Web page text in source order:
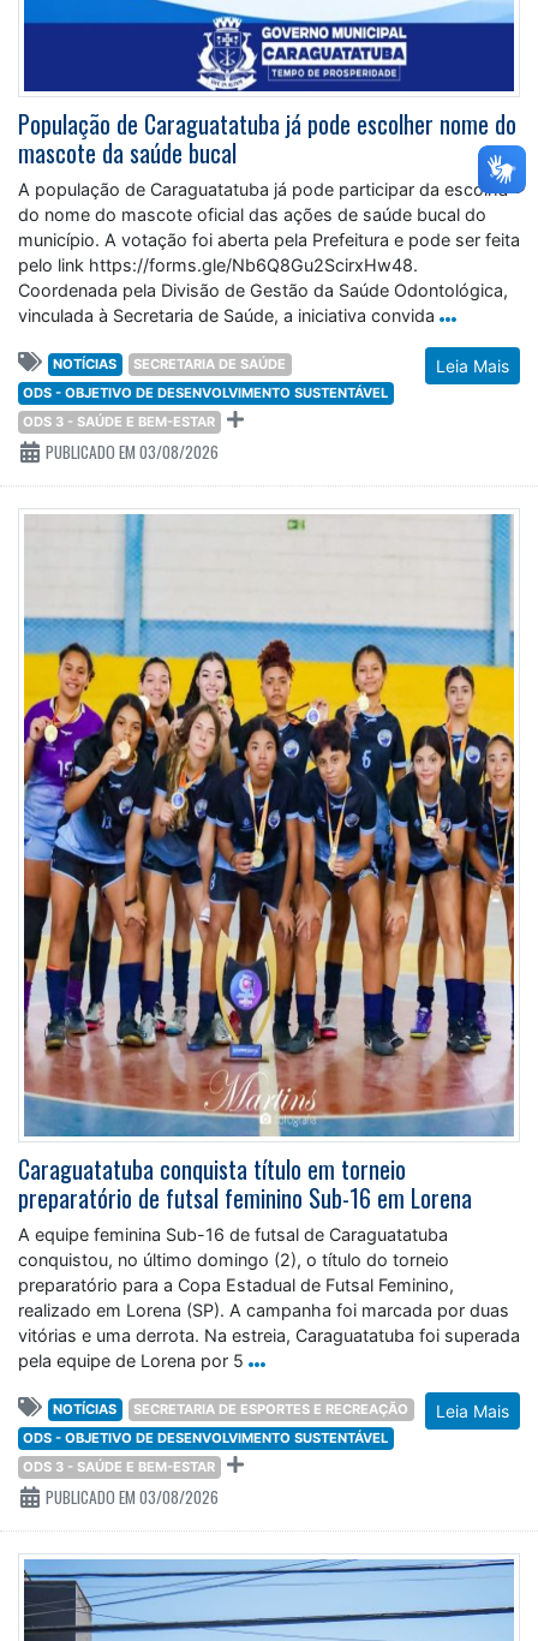
População de Caraguatatuba já pode escolher nome do
mascote da saúde bucal
A população de Caraguatatuba já pode participar da escolha
do nome do mascote oficial das ações de saúde bucal do
município. A votação foi aberta pela Prefeitura e pode ser feita
pelo link https://forms.gle/Nb6Q8Gu2ScirxHw48.
Coordenada pela Divisão de Gestão da Saúde Odontológica,
vinculada à Secretaria de Saúde, a iniciativa convida
Leia Mais
NOTÍCIAS
SECRETARIA DE SAÚDE
ODS - OBJETIVO DE DESENVOLVIMENTO SUSTENTÁVEL
ODS 3 - SAÚDE E BEM-ESTAR
PUBLICADO EM 03/08/2026
Caraguatatuba conquista título em torneio
preparatório de futsal feminino Sub-16 em Lorena
A equipe feminina Sub-16 de futsal de Caraguatatuba
conquistou, no último domingo (2), o título do torneio
preparatório para a Copa Estadual de Futsal Feminino,
realizado em Lorena (SP). A campanha foi marcada por duas
vitórias e uma derrota. Na estreia, Caraguatatuba foi superada
pela equipe de Lorena por 5
Leia Mais
NOTÍCIAS
SECRETARIA DE ESPORTES E RECREAÇÃO
ODS - OBJETIVO DE DESENVOLVIMENTO SUSTENTÁVEL
ODS 3 - SAÚDE E BEM-ESTAR
PUBLICADO EM 03/08/2026